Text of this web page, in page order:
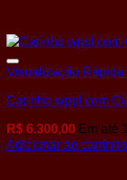
Visualização Rápida
Carinho wppl com
R$ 6.300,00 Em até
Adicionar ao carrinho